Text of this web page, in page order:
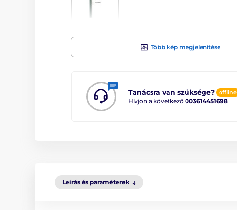
Több kép megjelenítése
Tanácsra van szüksége? offline
Hívjon a következő 003614451698
Leírás és paraméterek